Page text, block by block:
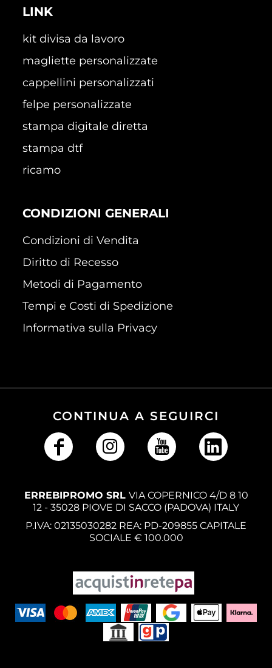
LINK
kit divisa da lavoro
magliette personalizzate
cappellini personalizzati
felpe personalizzate
stampa digitale diretta
stampa dtf
ricamo
CONDIZIONI GENERALI
Condizioni di Vendita
Diritto di Recesso
Metodi di Pagamento
Tempi e Costi di Spedizione
Informativa sulla Privacy
CONTINUA A SEGUIRCI
ERREBIPROMO SRL VIA COPERNICO 4/D 8 10
12 - 35028 PIOVE DI SACCO (PADOVA) ITALY
P.IVA: 02135030282 REA: PD-209855 CAPITALE
SOCIALE € 100.000